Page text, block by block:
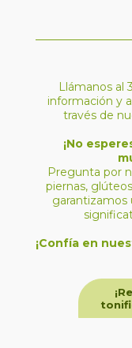
Llámanos al
información y
través de
¡No
Pregunta por
piernas,
garantizamos
¡Confía en